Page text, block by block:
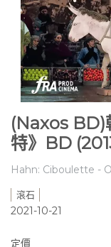
(Naxos BD)
特》BD
Hahn: Ciboulette -
滾石
2021-10-21
定價